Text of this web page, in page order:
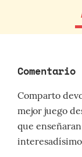
Comentario
Comparto
mejor juego
que